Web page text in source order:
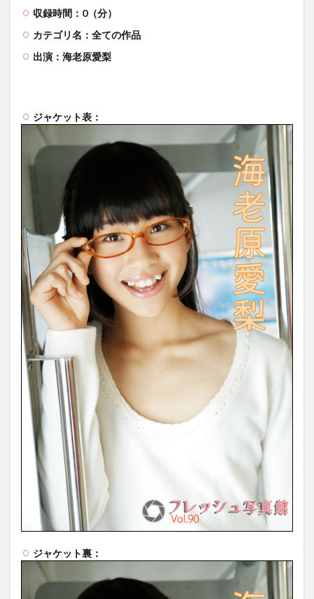
収録時間：0（分）
カテゴリ名：全ての作品
出演：海老原愛梨
ジャケット表：
ジャケット裏：